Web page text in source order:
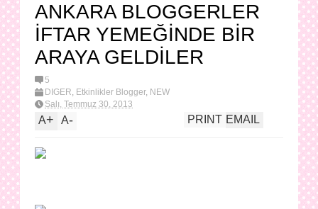
ANKARA BLOGGERLER
İFTAR YEMEĞİNDE BİR
ARAYA GELDİLER
5
DİĞER, Etkinlikler Blogger, NEW
Salı, Temmuz 30, 2013
A+ A- EMAIL
PRINT